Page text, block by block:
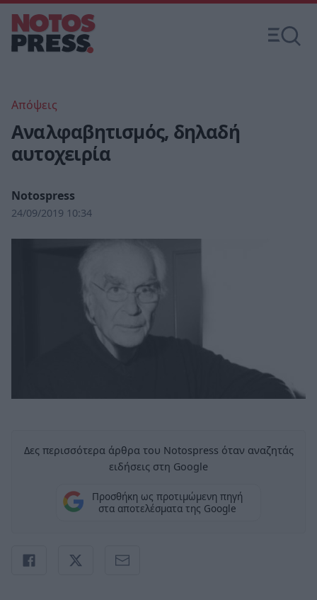
Απόψεις
Αναλφαβητισμός, δηλαδή
αυτοχειρία
Notospress
24/09/2019 10:34
Δες περισσότερα άρθρα του Notospress όταν αναζητάς
ειδήσεις στη Google
Προσθήκη ως προτιμώμενη πηγή
στα αποτελέσματα της Google